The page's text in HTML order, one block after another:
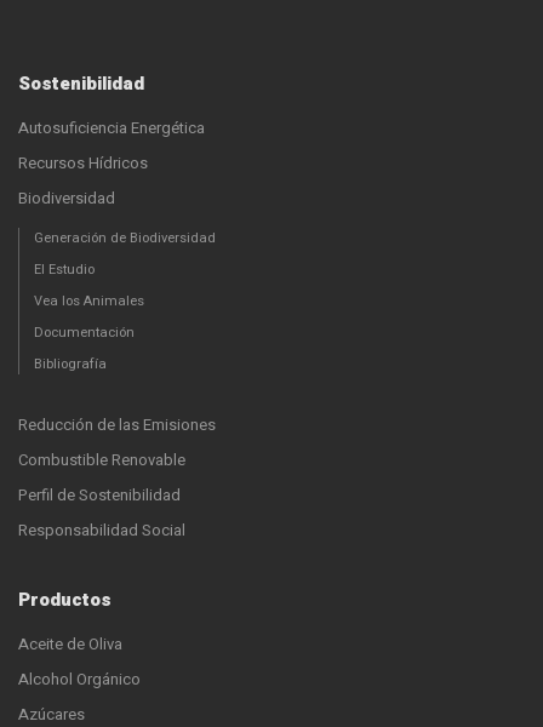
Sostenibilidad
Autosuficiencia Energética
Recursos Hídricos
Biodiversidad
Generación de Biodiversidad
El Estudio
Vea los Animales
Documentación
Bibliografía
Reducción de las Emisiones
Combustible Renovable
Perfil de Sostenibilidad
Responsabilidad Social
Productos
Aceite de Oliva
Alcohol Orgánico
Azúcares